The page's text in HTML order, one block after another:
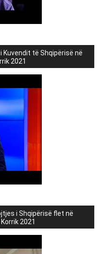
Kuvendit të Shqipërisë në
2021
i Shqipërisë flet në
2021